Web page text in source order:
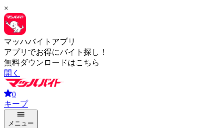
×
マッハバイトアプリ
アプリでお得にバイト探し！
無料ダウンロードはこちら
開く
0
キープ
メニュー